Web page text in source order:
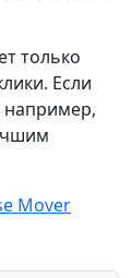
только
Если
Mover